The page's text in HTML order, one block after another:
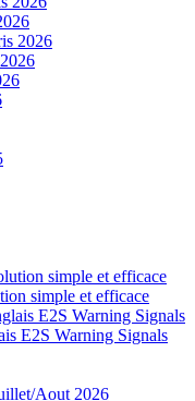
simple et efficace
E2S Warning Signals